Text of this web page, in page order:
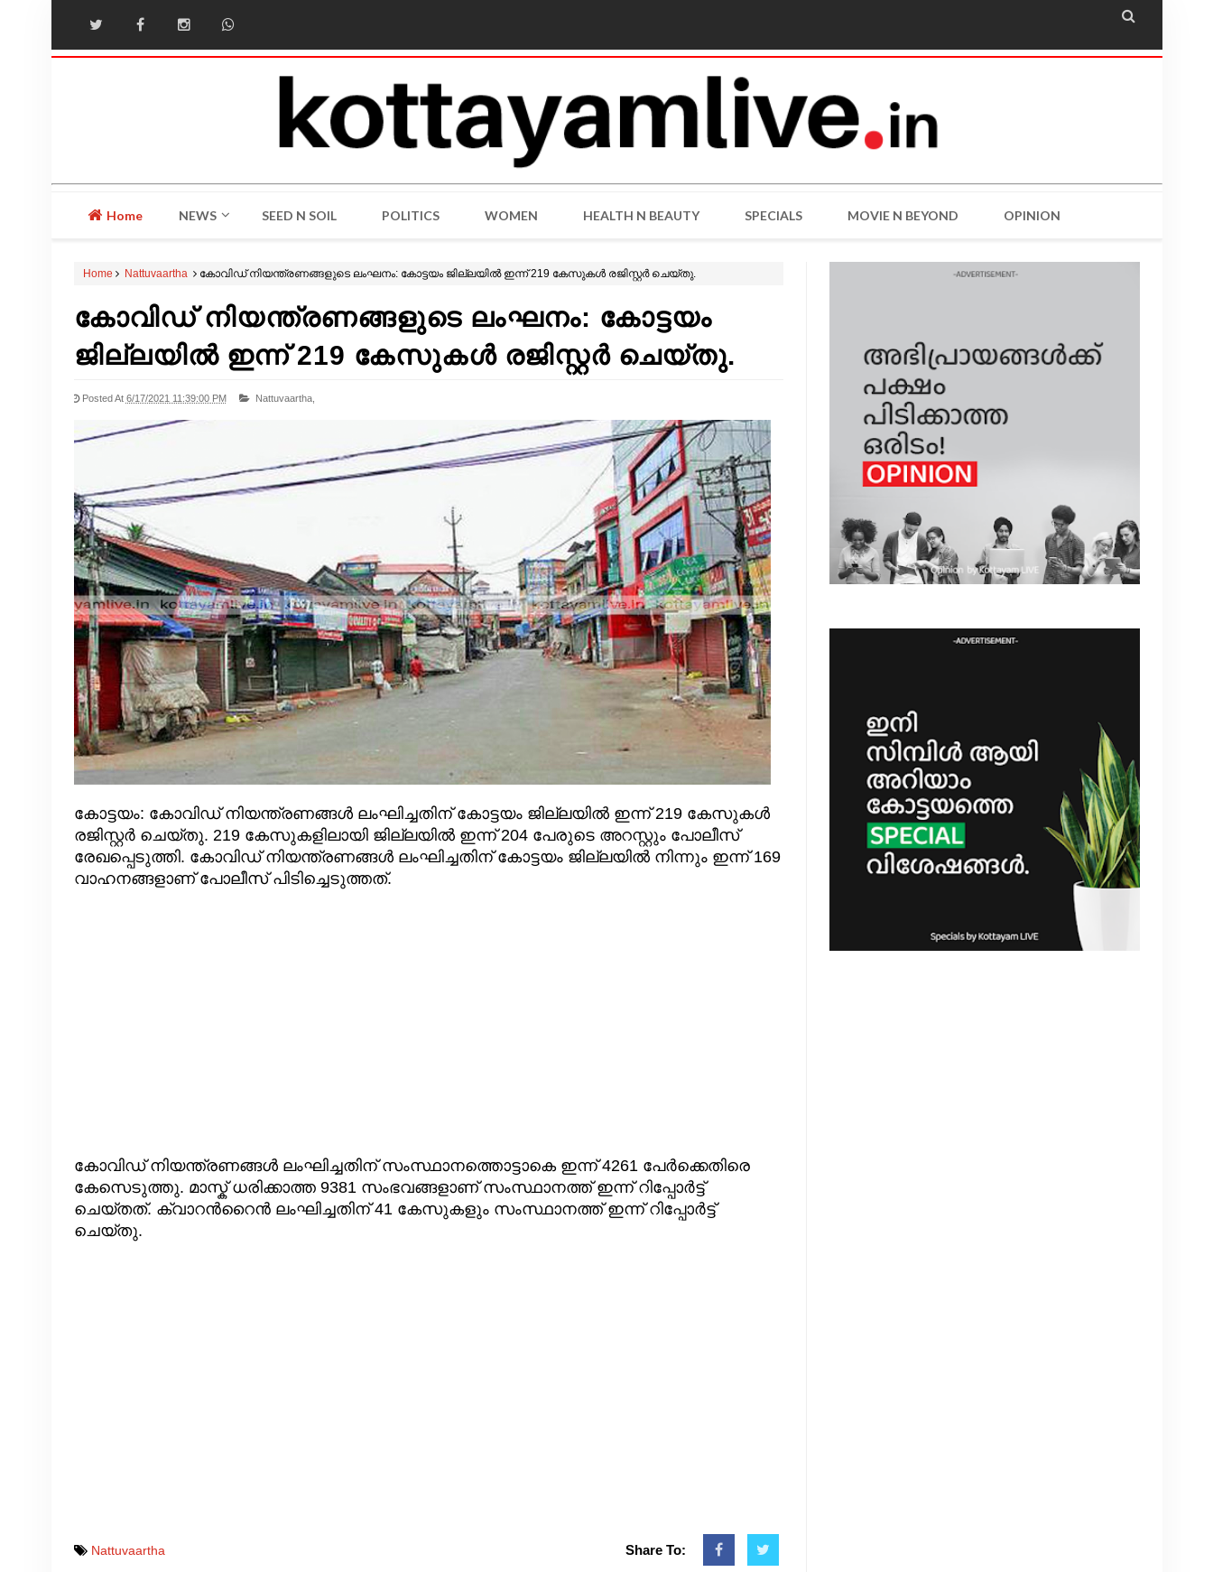

Home NEWS SEED N SOIL POLITICS WOMEN HEALTH N BEAUTY SPECIALS MOVIE N BEYOND OPINION
Home Nattuvaartha കോവിഡ് നിയന്ത്രണങ്ങളുടെ ലംഘനം: കോട്ടയം ജില്ലയിൽ ഇന്ന് 219 കേസുകൾ രജിസ്റ്റർ ചെയ്തു.
കോവിഡ് നിയന്ത്രണങ്ങളുടെ ലംഘനം: കോട്ടയം
ജില്ലയിൽ ഇന്ന് 219 കേസുകൾ രജിസ്റ്റർ ചെയ്തു.
Posted At 6/17/2021 11:39:00 PM Nattuvaartha,
കോട്ടയം: കോവിഡ് നിയന്ത്രണങ്ങള്‍ ലംഘിച്ചതിന് കോട്ടയം ജില്ലയിൽ ഇന്ന് 219 കേസുകൾ
രജിസ്റ്റർ ചെയ്തു. 219 കേസുകളിലായി ജില്ലയിൽ ഇന്ന് 204 പേരുടെ അറസ്റ്റും പോലീസ്
രേഖപ്പെടുത്തി. കോവിഡ് നിയന്ത്രണങ്ങള്‍ ലംഘിച്ചതിന് കോട്ടയം ജില്ലയിൽ നിന്നും ഇന്ന് 169
വാഹനങ്ങളാണ് പോലീസ് പിടിച്ചെടുത്തത്.
കോവിഡ് നിയന്ത്രണങ്ങള്‍ ലംഘിച്ചതിന് സംസ്ഥാനത്തൊട്ടാകെ ഇന്ന് 4261 പേര്‍ക്കെതിരെ
കേസെടുത്തു. മാസ്ക് ധരിക്കാത്ത 9381 സംഭവങ്ങളാണ് സംസ്ഥാനത്ത് ഇന്ന് റിപ്പോര്‍ട്ട്
ചെയ്തത്. ക്വാറന്‍റൈന്‍ ലംഘിച്ചതിന് 41 കേസുകളും സംസ്ഥാനത്ത് ഇന്ന് റിപ്പോര്‍ട്ട്
ചെയ്തു.
Nattuvaartha Share To: